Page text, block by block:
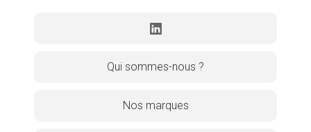
Qui sommes-nous ?
Nos marques